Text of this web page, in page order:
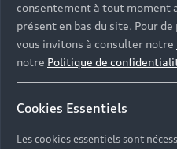
consentement à tout moment
présent en bas du site. Pour
vous invitons à consulter notre
notre Politique de
Cookies Essentiels
Les cookies essentiels sont